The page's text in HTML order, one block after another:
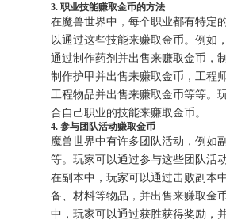
3. 职业技能赚取金币的方法
在魔兽世界中，每个职业都有特定
以通过这些技能来赚取金币。例如
通过制作药剂并出售来赚取金币，
制作护甲并出售来赚取金币，工程
工程物品并出售来赚取金币等等。
合自己职业的技能来赚取金币。
4. 参与团队活动赚取金币
魔兽世界中有许多团队活动，例如
等。玩家可以通过参与这些团队活
在副本中，玩家可以通过击败副本
备、材料等物品，并出售来赚取金
中，玩家可以通过获胜获得奖励，